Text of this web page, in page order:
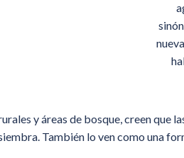
y áreas de bosque, creen que
También lo ven como una